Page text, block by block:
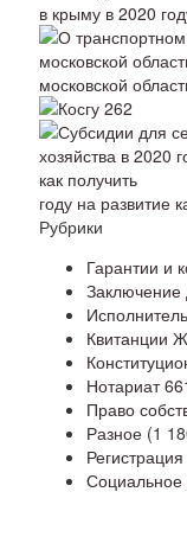
в крыму в 2020
московской
году на развитие
Рубрики
Гарантии и
Заключение
Квитанции
Нотариат
Право
Разное (1
Социальное